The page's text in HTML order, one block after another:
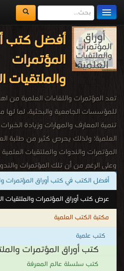
مكتبة الكتب
المكتبات
يُقرأ حالياً
اضف كتاب
أفضل كتب
المؤتمرات
والملتقيات
تعد المؤتمرات واللقاءات العلمية من
للمؤسسات الجامعية والبحثية، لما
تنمية المعارف والمهارات وزيادة
العلمية؛ ولذلك يحرص كثير من طلبة
المؤتمرات والندوات والملتقيات العلمية
وعلى الرغم من أن تلك المؤتمرات
والخاصة؛ شهدت حراكا واسعا وتطورا
الكثير منها لم يقدم الجديد ولا
والمنتظر ولا تلامس احتياجات الواقع
ومضمونها وإعدادها وتقديمها والدعوى
يستدعي ضرورة مناقشة أهمية
وتقديم مجموعة المقترحات لتفعيل
والباحثين وخدمة المجتمع.
أفضل الكتب في كتب أوراق المؤتمرات
عرض كتب أوراق المؤتمرات والملتقيات
مكتبة الكتب العلمية
كتب علمية
كتب أوراق المؤتمرات
كتب سلسلة عالم المعرفة